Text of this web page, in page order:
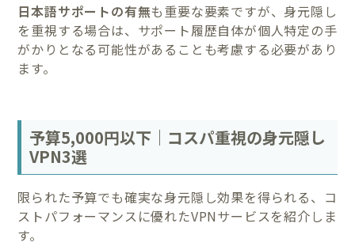
日本語サポートの有無も重要な要素ですが、身元隠し
を重視する場合は、サポート履歴自体が個人特定の手
がかりとなる可能性があることも考慮する必要があり
ます。
予算5,000円以下｜コスパ重視の身元隠し
VPN3選
限られた予算でも確実な身元隠し効果を得られる、コ
ストパフォーマンスに優れたVPNサービスを紹介しま
す。